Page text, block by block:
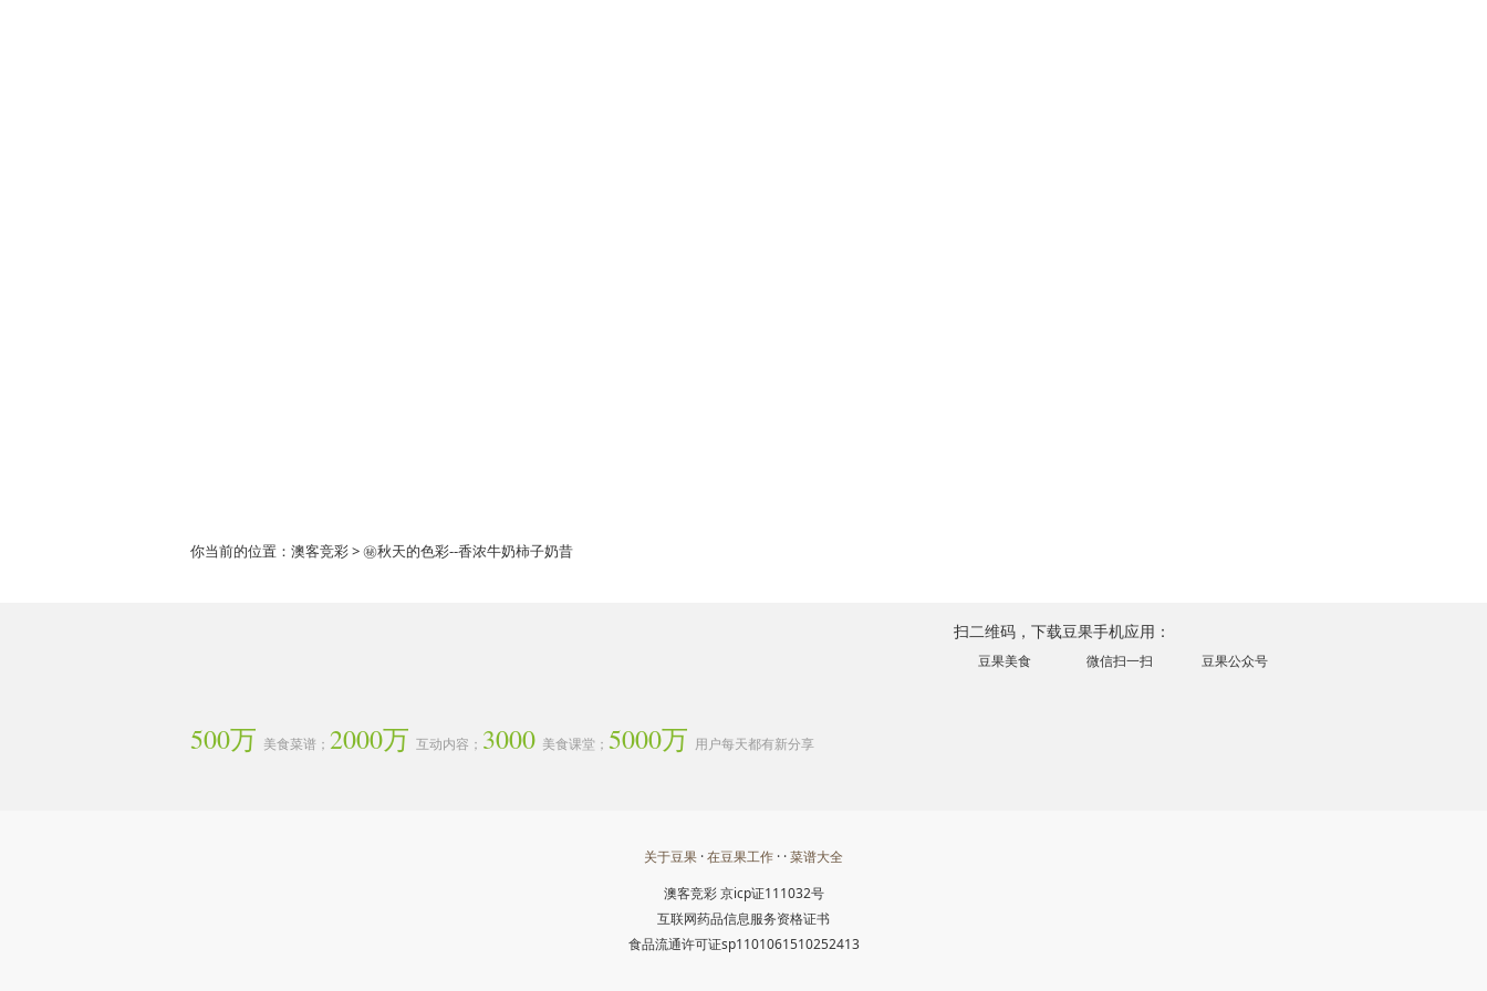
你当前的位置： 澳客竞彩> ㊙️秋天的色彩--香浓牛奶柿子奶昔
500万 美食菜谱； 2000万 互动内容； 3000 美食课堂； 5000万 用户每天都有新分享
扫二维码，下载豆果手机应用：
豆果美食 微信扫一扫 豆果公众号
关于豆果 ·在豆果工作 · ·菜谱大全
澳客竞彩 京icp证111032号
互联网药品信息服务资格证书
食品流通许可证sp1101061510252413